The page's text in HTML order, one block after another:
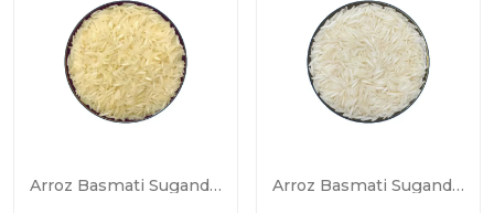
Arroz Basmati Sugandha Dorado Sella Arroz Basmati Sugandha Vapor